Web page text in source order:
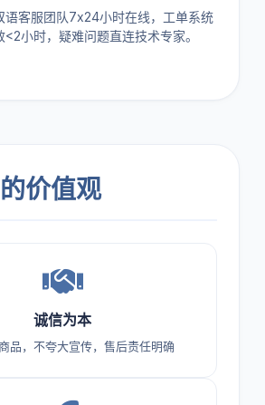
语客服团队7x24小时在线，工单系统
<2小时，疑难问题直连技术专家。
价值观
诚信为本
品，不夸大宣传，售后责任明确